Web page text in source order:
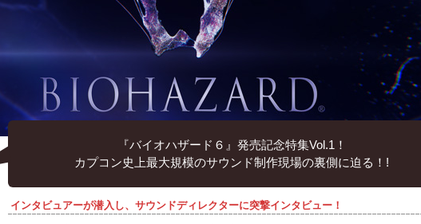
『バイオハザード６』発売記念特集Vol.1！
カプコン史上最大規模のサウンド制作現場の裏側に迫る！!
インタビュアーが潜入し、サウンドディレクターに突撃インタビュー！